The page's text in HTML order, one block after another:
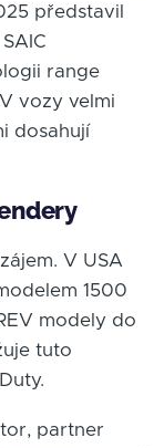
představil
range
vozy velmi
dosahují
V USA
1500
modely do
tuto
partner